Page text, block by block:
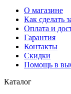
О магазине
Как сделать
Оплата и
Гарантия
Контакты
Скидки
Помощь в
Каталог